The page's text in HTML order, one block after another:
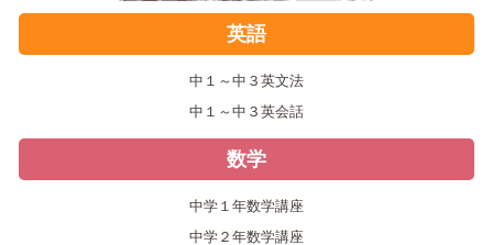
英語
中１～中３英文法
中１～中３英会話
数学
中学１年数学講座
中学２年数学講座